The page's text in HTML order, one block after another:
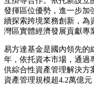
發揮區位優勢，進一步加
續探索跨境業務創新，為
灣區實體經濟發展貢獻專
易方達基金是國內領先的
年，依托資本市場，通過
供綜合性資產管理解決方
資產管理規模超4.2萬億